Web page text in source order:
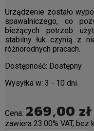
Urządzenie zostało
spawalniczego, co
bieżących potrzeb
stabilny łuk czynią z
różnorodnych pracach.
Dostępność: Dostępny
Wysyłka w: 3 - 10 dni
Cena: 269,00 zł
zawiera 23.00% VAT,